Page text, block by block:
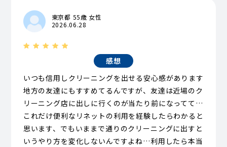
東京都 55歳 女性
2026.06.28
感想
いつも信用しクリーニングを出せる安心感があります
地方の友達にもすすめてるんですが、友達は近場のク
リーニング店に出しに行くのが当たり前になってて…
これだけ便利なリネットの利用を経験したらわかると
思います、でもいままで通りのクリーニングに出すと
いうやり方を変化しないんですよね…利用したら本当